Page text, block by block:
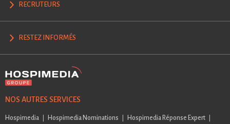
RECRUTEURS
RESTEZ INFORMÉS
NOS AUTRES SERVICES
Hospimedia Hospimedia Nominations Hospimedia Réponse Expert